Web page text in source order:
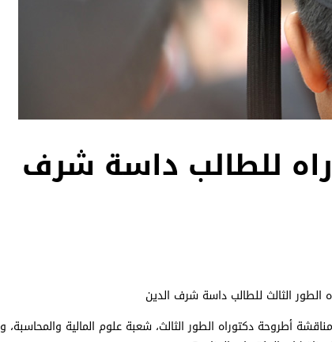
للطالب داسة شرف
الطور الثالث للطالب داسة شرف الدين
أطروحة دكتوراه الطور الثالث، شعبة علوم المالية والمحاسبة،